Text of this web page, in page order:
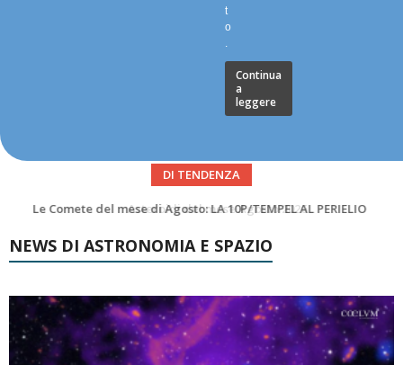
t
o
.
Continua
a
leggere
DI TENDENZA
Asteroidi del mese Agosto 2026
NEWS DI ASTRONOMIA E SPAZIO